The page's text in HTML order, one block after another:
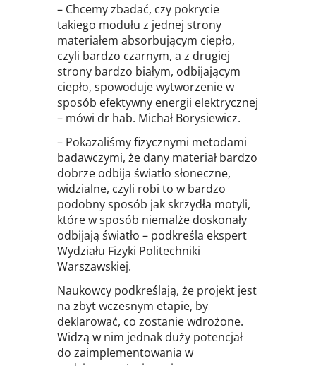
– Chcemy zbadać, czy pokrycie
takiego modułu z jednej strony
materiałem absorbującym ciepło,
czyli bardzo czarnym, a z drugiej
strony bardzo białym, odbijającym
ciepło, spowoduje wytworzenie w
sposób efektywny energii elektrycznej
– mówi dr hab. Michał Borysiewicz.
– Pokazaliśmy fizycznymi metodami
badawczymi, że dany materiał bardzo
dobrze odbija światło słoneczne,
widzialne, czyli robi to w bardzo
podobny sposób jak skrzydła motyli,
które w sposób niemalże doskonały
odbijają światło – podkreśla ekspert
Wydziału Fizyki Politechniki
Warszawskiej.
Naukowcy podkreślają, że projekt jest
na zbyt wczesnym etapie, by
deklarować, co zostanie wdrożone.
Widzą w nim jednak duży potencjał
do zaimplementowania w